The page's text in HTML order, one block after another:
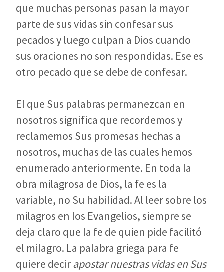
que muchas personas pasan la mayor
parte de sus vidas sin confesar sus
pecados y luego culpan a Dios cuando
sus oraciones no son respondidas. Ese es
otro pecado que se debe de confesar.
El que Sus palabras permanezcan en
nosotros significa que recordemos y
reclamemos Sus promesas hechas a
nosotros, muchas de las cuales hemos
enumerado anteriormente. En toda la
obra milagrosa de Dios, la fe es la
variable, no Su habilidad. Al leer sobre los
milagros en los Evangelios, siempre se
deja claro que la fe de quien pide facilitó
el milagro. La palabra griega para fe
quiere decirapostar nuestras vidas en Sus